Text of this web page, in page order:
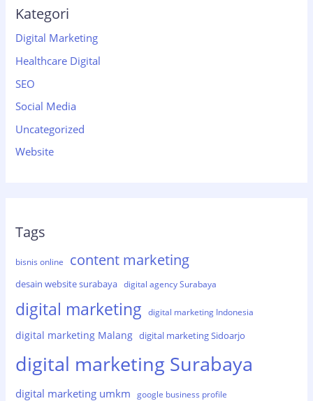
Kategori
Digital Marketing
Healthcare Digital
SEO
Social Media
Uncategorized
Website
Tags
bisnis online content marketing
desain website surabaya digital agency Surabaya
digital marketing digital marketing Indonesia
digital marketing Malang digital marketing Sidoarjo
digital marketing Surabaya
digital marketing umkm google business profile